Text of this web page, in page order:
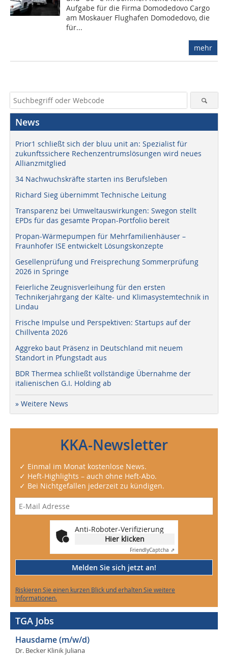
Aufgabe für die Firma Domodedovo Cargo
am Moskauer Flughafen Domodedovo, die
für...
mehr
News
Prior1 schließt sich der bluu unit an: Spezialist für
zukunftssichere Rechenzentrumslösungen wird neues
Allianzmitglied
34 Nachwuchskräfte starten ins Berufsleben
Richard Sieg übernimmt Technische Leitung
Transparenz bei Umweltauswirkungen: Swegon stellt
EPDs für das gesamte Propan-Portfolio bereit
Propan-Wärmepumpen für Mehrfamilienhäuser –
Fraunhofer ISE entwickelt Lösungskonzepte
Gesellenprüfung und Freisprechung Sommerprüfung
2026 in Springe
Feierliche Zeugnisverleihung für den ersten
Technikerjahrgang der Kälte- und Klimasystemtechnik in
Lindau
Frische Impulse und Perspektiven: Startups auf der
Chillventa 2026
Aggreko baut Präsenz in Deutschland mit neuem
Standort in Pfungstadt aus
BDR Thermea schließt vollständige Übernahme der
italienischen G.I. Holding ab
» Weitere News
KKA-Newsletter
✓ Einmal im Monat kostenlose News.
✓ Heft-Highlights – auch ohne Heft-Abo.
✓ Bei Nichtgefallen jederzeit zu kündigen.
Anti-Roboter-Verifizierung
Hier klicken
FriendlyCaptcha ⇗
Melden Sie sich jetzt an!
Riskieren Sie einen kurzen Blick und erhalten Sie weitere
Informationen.
TGA Jobs
Hausdame (m/w/d)
Dr. Becker Klinik Juliana